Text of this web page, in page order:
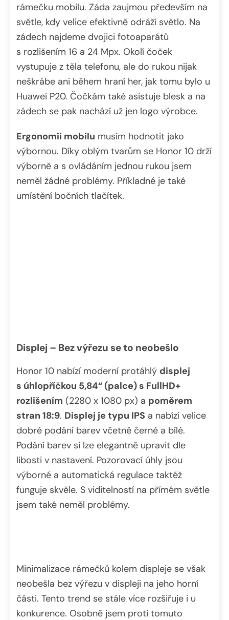
rámečku mobilu. Záda zaujmou především na
světle, kdy velice efektivně odráží světlo. Na
zádech najdeme dvojici fotoaparátů
s rozlišením 16 a 24 Mpx. Okolí čoček
vystupuje z těla telefonu, ale do rukou nijak
neškrábe ani během hraní her, jak tomu bylo u
Huawei P20. Čočkám také asistuje blesk a na
zádech se pak nachází už jen logo výrobce.
Ergonomii mobilu musím hodnotit jako
výbornou. Díky oblým tvarům se Honor 10 drží
výborně a s ovládáním jednou rukou jsem
neměl žádné problémy. Příkladné je také
umístění bočních tlačítek.
Displej – Bez výřezu se to neobešlo
Honor 10 nabízí moderní protáhlý displej
s úhlopříčkou 5,84“ (palce) s FullHD+
rozlišením (2280 x 1080 px) a poměrem
stran 18:9. Displej je typu IPS a nabízí velice
dobré podání barev včetně černé a bílé.
Podání barev si lze elegantně upravit dle
libosti v nastavení. Pozorovací úhly jsou
výborné a automatická regulace taktéž
funguje skvěle. S viditelností na přímém světle
jsem také neměl problémy.
Minimalizace rámečků kolem displeje se však
neobešla bez výřezu v displeji na jeho horní
části. Tento trend se stále více rozšiřuje i u
konkurence. Osobně jsem proti tomuto